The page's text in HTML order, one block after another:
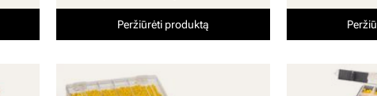
Peržiūrėti produktą